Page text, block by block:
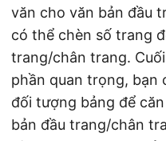
văn cho văn bản đầu
có thể chèn số trang
trang/chân trang.
phần quan trọng, bạn
đối tượng bảng để
bản đầu trang/chân